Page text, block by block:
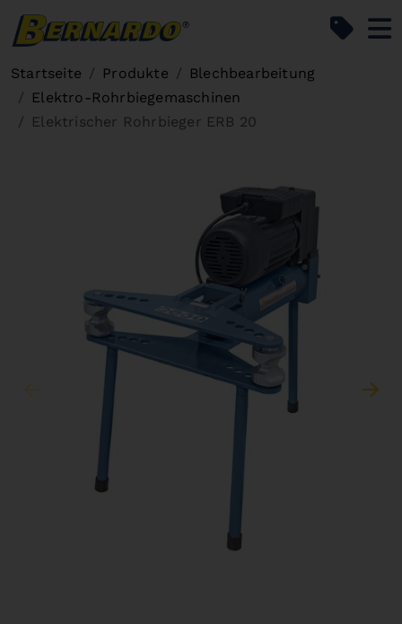
Startseite Produkte
Blechbearbeitung
Elektro-Rohrbiegemaschinen
Elektrischer Rohrbieger ERB 20